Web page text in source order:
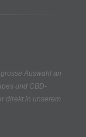
Auswahl an
und CBD-
direkt in unserem